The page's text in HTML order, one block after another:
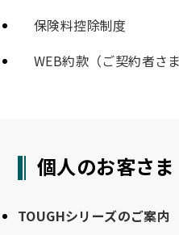
保険料控除制度
WEB約款（ご契約者さ
個人のお客さま
TOUGHシリーズのご案内